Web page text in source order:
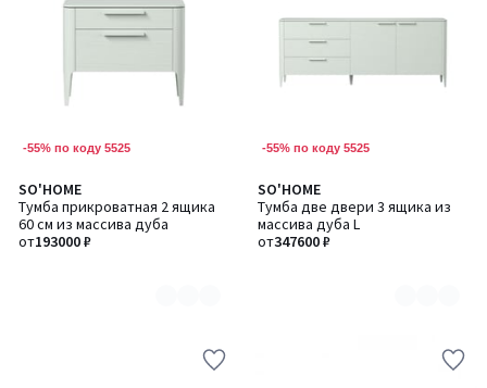
-55% по коду 5525
SO'HOME
Тумба прикроватная 2 ящика
60 см из массива дуба
от193000 ₽
Количество
цветов:
8
-55% по коду 5525
SO'HOME
Тумба две двери 3 ящика из
массива дуба L
от347600 ₽
Количество
цветов:
8